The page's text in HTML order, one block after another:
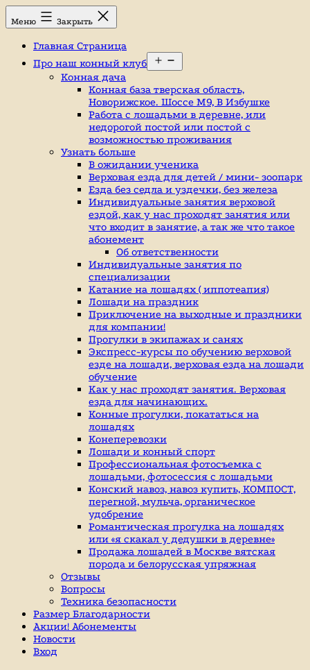
Перейти
к
Конный
клуб,
Ромашково,
лошади,
индивидуальные
Меню Закрыть
Главная Страница
Про наш конный клуб
меню
Конная дача
Конная база тверская область,
Новорижское. Шоссе М9, В Избушке
Работа с лошадьми в деревне, или
недорогой постой или постой с
возможностью проживания
Узнать больше
В ожидании ученика
Верховая езда для детей / мини- зоопарк
Езда без седла и уздечки, без железа
Индивидуальные занятия верховой
ездой, как у нас проходят занятия или
что входит в занятие, а так же что такое
абонемент
Об ответственности
Индивидуальные занятия по
специализации
Катание на лошадях ( иппотеапия)
Лошади на праздник
Приключение на выходные и праздники
для компании!
Прогулки в экипажах и санях
Экспресс-курсы по обучению верховой
езде на лошади, верховая езда на лошади
обучение
Как у нас проходят занятия. Верховая
езда для начинающих.
Конные прогулки, покататься на
лошадях
Конеперевозки
Лошади и конный спорт
Профессиональная фотосъемка с
лошадьми, фотосессия с лошадьми
Конский навоз, навоз купить, КОМПОСТ,
перегной, мульча, органическое
удобрение
Романтическая прогулка на лошадях
или «я скакал у дедушки в деревне»
Продажа лошадей в Москве вятская
порода и белорусская упряжная
Отзывы
Вопросы
Техника безопасности
Размер Благодарности
Акции! Абонементы
Новости
Вход